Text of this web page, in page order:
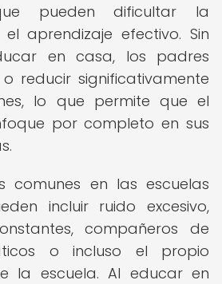
pueden dificultar la
aprendizaje efectivo. Sin
en casa, los padres
reducir significativamente
lo que permite que el
por completo en sus
comunes en las escuelas
incluir ruido excesivo,
compañeros de
o incluso el propio
la escuela. Al educar en